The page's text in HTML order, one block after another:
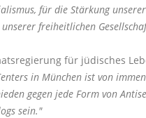
für die Stärkung
freiheitlichen
für jüdisches
in München ist von
gegen jede Form von
sein."